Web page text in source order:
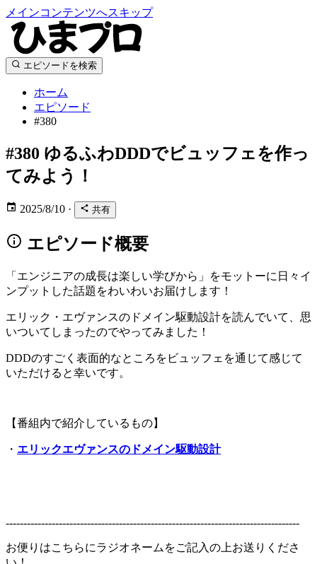
メインコンテンツへスキップ
エピソードを検索
ホーム
エピソード
#380
#380 ゆるふわDDDでビュッフェを作っ
てみよう！
2025/8/10 · 共有
エピソード概要
「エンジニアの成長は楽しい学びから」をモットーに日々イ
ンプットした話題をわいわいお届けします！
エリック・エヴァンスのドメイン駆動設計を読んでいて、思
いついてしまったのでやってみました！
DDDのすごく表面的なところをビュッフェを通じて感じて
いただけると幸いです。
【番組内で紹介しているもの】
・ エリックエヴァンスのドメイン駆動設計
-----------------------------------------------------------------------------------
お便りはこちらにラジオネームをご記入の上お送りくださ